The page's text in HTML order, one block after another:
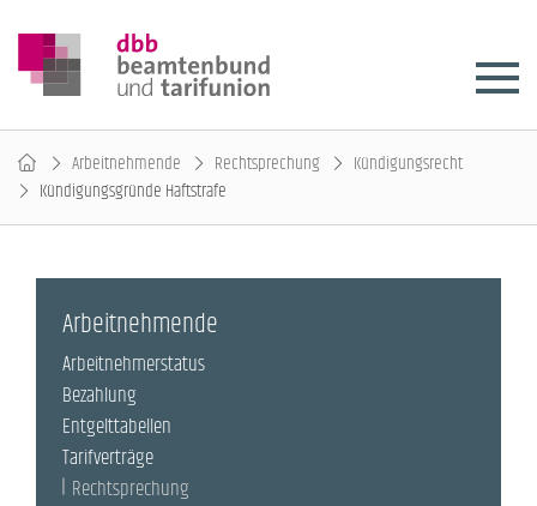
Arbeitnehmende Rechtsprechung
Kündigungsrecht
Kündigungsgründe Haftstrafe
Arbeitnehmende
Arbeitnehmerstatus
Bezahlung
Entgelttabellen
Tarifverträge
Rechtsprechung